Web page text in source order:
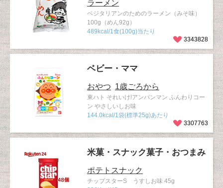
ラーメン
ベジタリアンのためのラーメン（みそ味）
100g（めん92g）
489kcal/1食(100g)当たり
3343828
ベビー・ママ
おやつ 1歳ごろから
東ハト それいけ!アンパンマン ふんわりコー
ン やさしいしお味
144.0kcal/1袋(標準25g)あたり
3307763
米菓・スナック菓子・おつまみ
ポテトスナック
チップスターS うすしお味 45g